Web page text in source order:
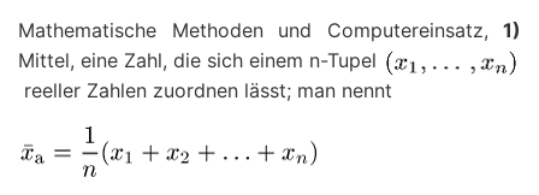
Mathematische Methoden und Computereinsatz, 1)
Mittel, eine Zahl, die sich einem n-Tupel
reeller Zahlen zuordnen lässt; man nennt